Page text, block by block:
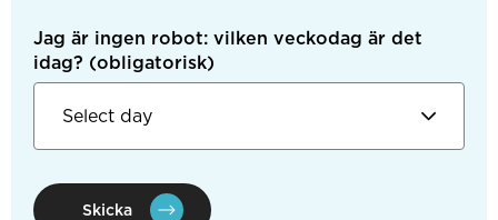
Jag är ingen robot: vilken veckodag är det
idag? (obligatorisk)
Skicka